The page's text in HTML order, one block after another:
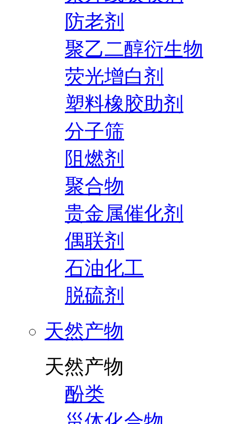
防老剂
聚乙二醇衍生物
荧光增白剂
塑料橡胶助剂
分子筛
阻燃剂
聚合物
贵金属催化剂
偶联剂
石油化工
脱硫剂
天然产物
天然产物
酚类